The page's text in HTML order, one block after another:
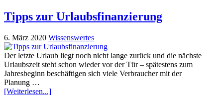
Tipps zur Urlaubsfinanzierung
6. März 2020 Wissenswertes
Der letzte Urlaub liegt noch nicht lange zurück und die nächste
Urlaubszeit steht schon wieder vor der Tür – spätestens zum
Jahresbeginn beschäftigen sich viele Verbraucher mit der
Planung …
[Weiterlesen...]